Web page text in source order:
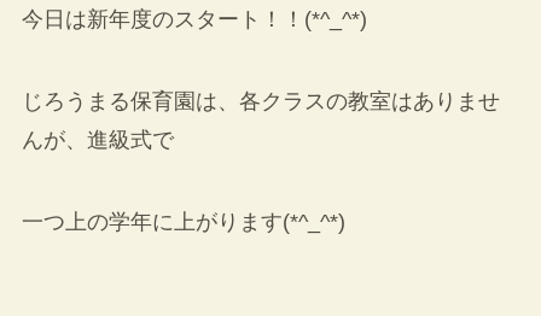
今日は新年度のスタート！！(*^_^*)
じろうまる保育園は、各クラスの教室はありませ
んが、進級式で
一つ上の学年に上がります(*^_^*)